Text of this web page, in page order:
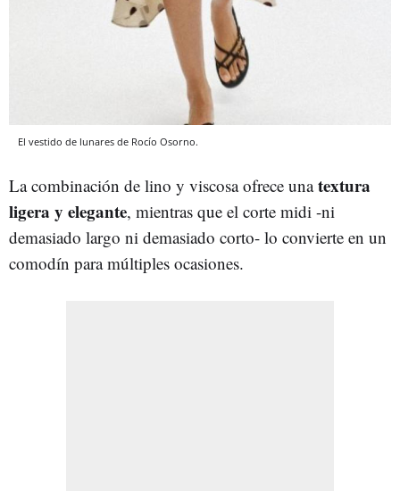
El vestido de lunares de Rocío Osorno.
La combinación de lino y viscosa ofrece unatextura
ligera y elegante, mientras que el corte midi -ni
demasiado largo ni demasiado corto- lo convierte en un
comodín para múltiples ocasiones.